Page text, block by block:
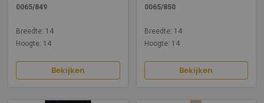
0065/849
Breedte: 14
Hoogte: 14
Bekijken
0065/850
Breedte: 14
Hoogte: 14
Bekijken